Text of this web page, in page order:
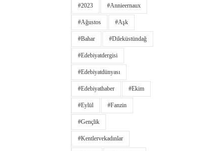
#2023 #annieernaux
#ağustos #aşk
#bahar #dileküstündağ
#edebiyatdergisi
#edebiyatdünyası
#edebiyathaber #ekim
#eylül #fanzin
#gençlik
#kentlervekadınlar